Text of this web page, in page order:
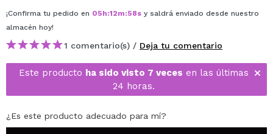
¡Confirma tu pedido en 05h:12m:58s y saldrá enviado desde nuestro
almacén hoy!
1 comentario(s) / Deja tu comentario
Este producto ha sido visto 7 veces en las últimas
24 horas.
¿Es este producto adecuado para mí?